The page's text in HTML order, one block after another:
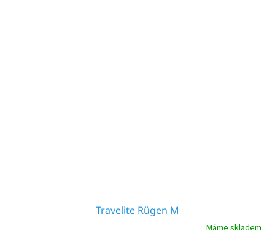
Travelite Rügen M
Máme skladem